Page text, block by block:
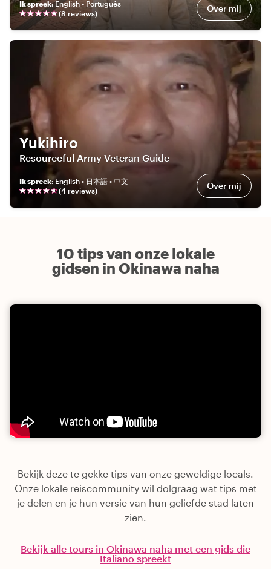
Ik spreek:English • Português
(8 reviews) Over mij
Yukihiro
Resourceful Army Veteran Guide
Ik spreek:English • 日本語 • 中文
(4 reviews) Over mij
10 tips van onze lokale
gidsen in Okinawa naha
Bekijk deze te gekke tips van onze geweldige locals.
Onze lokale reiscommunity wil dolgraag wat tips met
je delen en je hun versie van hun geliefde stad laten
zien.
Bekijk alle tours in Okinawa naha met een gids die
Italiano spreekt